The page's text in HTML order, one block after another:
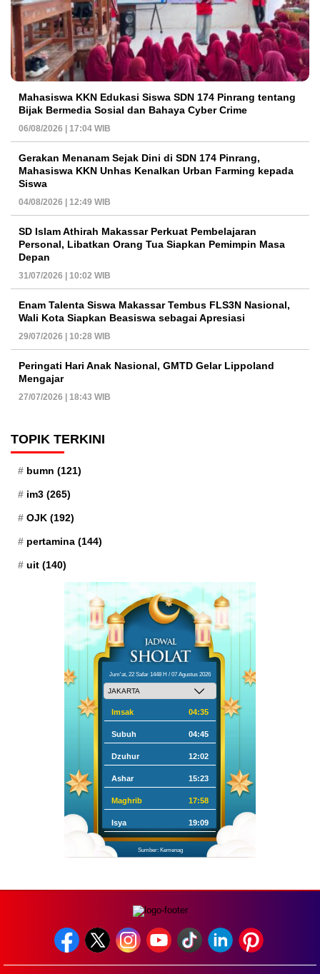
Mahasiswa KKN Edukasi Siswa SDN 174 Pinrang tentang
Bijak Bermedia Sosial dan Bahaya Cyber Crime
06/08/2026 | 17:04 WIB
Gerakan Menanam Sejak Dini di SDN 174 Pinrang,
Mahasiswa KKN Unhas Kenalkan Urban Farming kepada
Siswa
04/08/2026 | 12:49 WIB
SD Islam Athirah Makassar Perkuat Pembelajaran
Personal, Libatkan Orang Tua Siapkan Pemimpin Masa
Depan
31/07/2026 | 10:02 WIB
Enam Talenta Siswa Makassar Tembus FLS3N Nasional,
Wali Kota Siapkan Beasiswa sebagai Apresiasi
29/07/2026 | 10:28 WIB
Peringati Hari Anak Nasional, GMTD Gelar Lippoland
Mengajar
27/07/2026 | 18:43 WIB
TOPIK TERKINI
bumn (121)
im3 (265)
OJK (192)
pertamina (144)
uit (140)
Jum'at, 22 Safar 1448 H / 07 Agustus 2026
Imsak 04:35
Subuh 04:45
Dzuhur 12:02
Ashar 15:23
Maghrib 17:58
Isya 19:09
Sumber: Kemenag